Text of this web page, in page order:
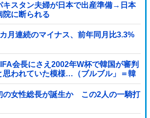
キスタン夫婦が日本で出産準備→日本
院に断られる
月連続のマイナス、前年同月比3.3%
会長にさえ2002年W杯で韓国が審判
思われていた模様…（ブルブル」＝韓
の女性総長が誕生か この2人の一騎打